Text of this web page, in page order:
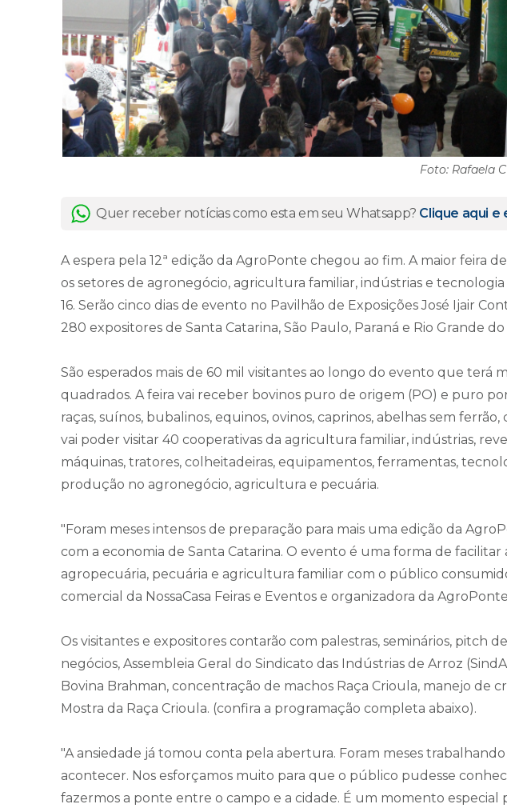
Foto: Rafaela
Quer receber notícias como esta em seu Whatsapp? Clique aqui e
A espera pela 12ª edição da AgroPonte chegou ao fim. A maior feira
os setores de agronegócio, agricultura familiar, indústrias e
16. Serão cinco dias de evento no Pavilhão de Exposições José Ijair
280 expositores de Santa Catarina, São Paulo, Paraná e Rio Grande do
São esperados mais de 60 mil visitantes ao longo do evento que terá
quadrados. A feira vai receber bovinos puro de origem (PO) e puro
raças, suínos, bubalinos, equinos, ovinos, caprinos, abelhas sem
vai poder visitar 40 cooperativas da agricultura familiar, indústrias,
máquinas, tratores, colheitadeiras, equipamentos, ferramentas,
produção no agronegócio, agricultura e pecuária.
"Foram meses intensos de preparação para mais uma edição da
com a economia de Santa Catarina. O evento é uma forma de
agropecuária, pecuária e agricultura familiar com o público
comercial da NossaCasa Feiras e Eventos e organizadora da
Os visitantes e expositores contarão com palestras, seminários, pitch
negócios, Assembleia Geral do Sindicato das Indústrias de Arroz
Bovina Brahman, concentração de machos Raça Crioula, manejo de
Mostra da Raça Crioula. (confira a programação completa abaixo).
"A ansiedade já tomou conta pela abertura. Foram meses
acontecer. Nos esforçamos muito para que o público pudesse
fazermos a ponte entre o campo e a cidade. É um momento especial